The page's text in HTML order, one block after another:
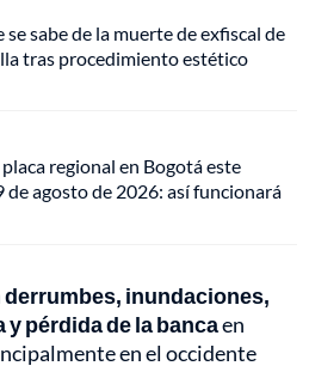
se sabe de la muerte de exfiscal de
tras procedimiento estético
placa regional en Bogotá este
de agosto de 2026: así funcionará
derrumbes, inundaciones,
pérdida de la bancaen
en el occidente